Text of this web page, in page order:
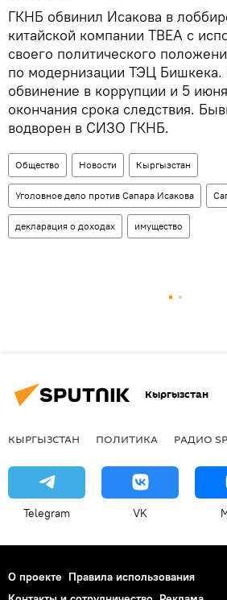
ГКНБ обвинил Исакова в
китайской компании TBEA с
своего политического
по модернизации ТЭЦ Бишкека.
обвинение в коррупции и 5 июня
окончания срока следствия.
водворен в СИЗО ГКНБ.
Общество Новости Кыргызстан
Уголовное дело против Сапара Исакова
декларация о доходах имущество
Кыргызстан
КЫРГЫЗСТАН ПОЛИТИКА РАДИО
Telegram VK
О проекте Правила использования